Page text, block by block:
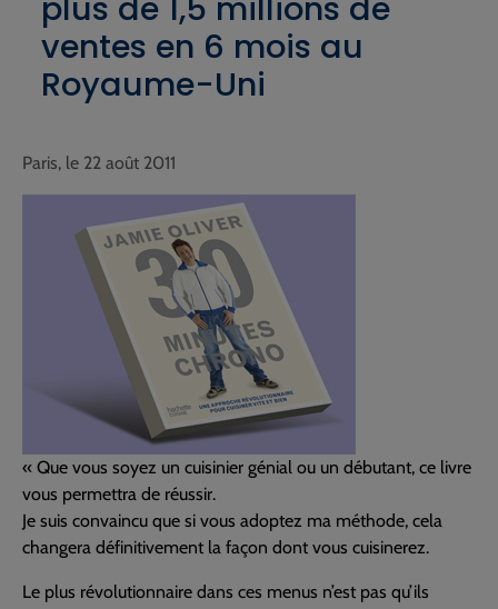
plus de 1,5 millions de
ventes en 6 mois au
Royaume-Uni
Paris, le 22 août 2011
« Que vous soyez un cuisinier génial ou un débutant, ce livre
vous permettra de réussir.
Je suis convaincu que si vous adoptez ma méthode, cela
changera définitivement la façon dont vous cuisinerez.
Le plus révolutionnaire dans ces menus n’est pas qu’ils